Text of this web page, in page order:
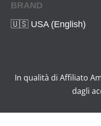
BRAND
🇺🇸 USA (English)
In qualità di Affiliato
dagli